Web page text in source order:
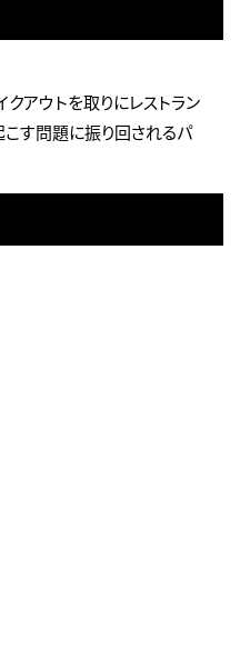
アウトを取りにレストラン
す問題に振り回されるパ